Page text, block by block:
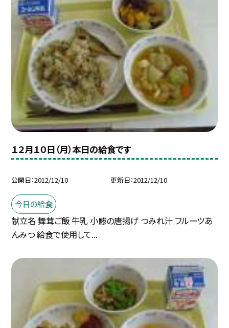
１２月１０日（月）本日の給食です
公開日 2012/12/10 更新日 2012/12/10
今日の給食
献立名 舞茸ご飯 牛乳 小鯵の唐揚げ つみれ汁 フルーツあ
んみつ 給食で使用して...